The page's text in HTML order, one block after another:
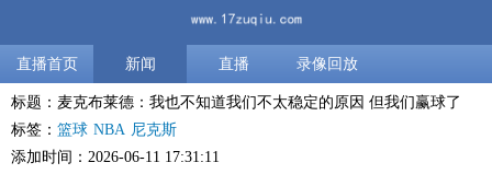
直播首页 新闻 直播 录像回放
标题：麦克布莱德：我也不知道我们不太稳定的原因 但我们赢球了
标签： 篮球 NBA 尼克斯
添加时间：2026-06-11 17:31:11